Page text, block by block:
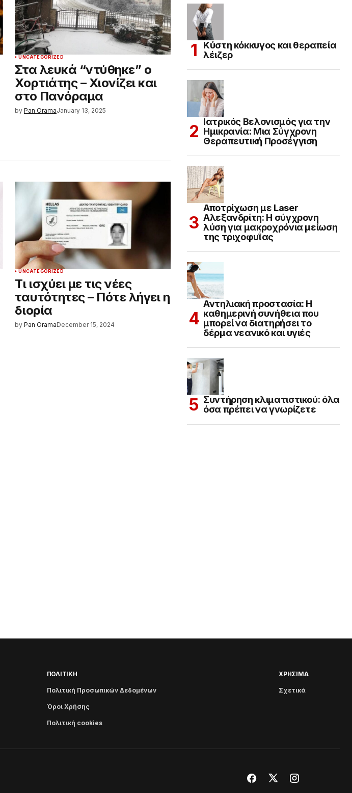
UNCATEGORIZED
Στα λευκά “ντύθηκε” ο
Χορτιάτης – Χιονίζει και
στο Πανόραμα
by Pan OramaJanuary 13, 2025
UNCATEGORIZED
Τι ισχύει με τις νέες
ταυτότητες – Πότε λήγει η
διορία
by Pan OramaDecember 15, 2024
Κύστη κόκκυγος και θεραπεία
λέιζερ
Ιατρικός Βελονισμός για την
Ημικρανία: Μια Σύγχρονη
Θεραπευτική Προσέγγιση
Αποτρίχωση με Laser
Αλεξανδρίτη: Η σύγχρονη
λύση για μακροχρόνια μείωση
της τριχοφυΐας
Αντηλιακή προστασία: Η
καθημερινή συνήθεια που
μπορεί να διατηρήσει το
δέρμα νεανικό και υγιές
Συντήρηση κλιματιστικού: όλα
όσα πρέπει να γνωρίζετε
ΠΟΛΙΤΙΚΗ
Πολιτική Προσωπικών Δεδομένων
Όροι Χρήσης
Πολιτική cookies
ΧΡΗΣΙΜΑ
Σχετικά